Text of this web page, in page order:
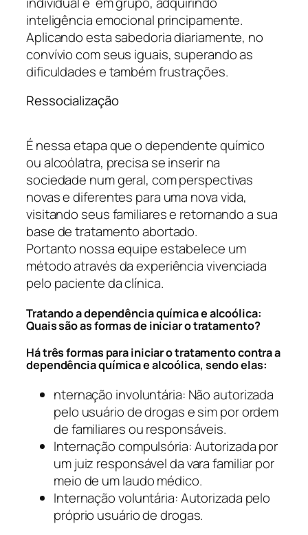
inteligência emocional principamente.
Aplicando esta sabedoria diariamente, no
convívio com seus iguais, superando as
dificuldades e também frustrações.
Ressocialização
É nessa etapa que o dependente químico
ou alcoólatra, precisa se inserir na
sociedade num geral, com perspectivas
novas e diferentes para uma nova vida,
visitando seus familiares e retornando a sua
base de tratamento abortado.
Portanto nossa equipe estabelece um
método através da experiência vivenciada
pelo paciente da clínica.
Tratando a dependência química e alcoólica:
Quais são as formas de iniciar o tratamento?
Há três formas para iniciar o tratamento contra a
dependência química e alcoólica, sendo elas:
nternação involuntária: Não autorizada
pelo usuário de drogas e sim por ordem
de familiares ou responsáveis.
Internação compulsória: Autorizada por
um juiz responsável da vara familiar por
meio de um laudo médico.
Internação voluntária: Autorizada pelo
próprio usuário de drogas.